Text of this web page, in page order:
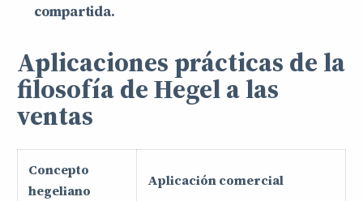
compartida.
Aplicaciones prácticas de la
filosofía de Hegel a las
ventas
Concepto
hegeliano
Aplicación comercial